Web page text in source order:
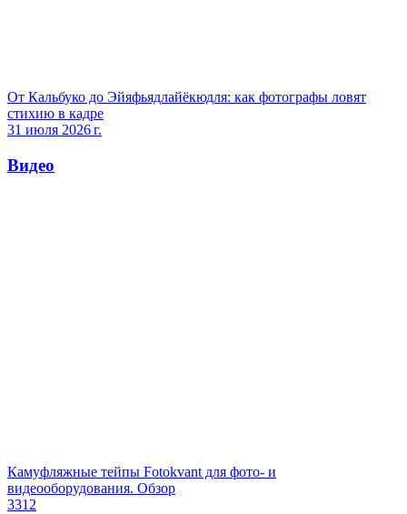
От Кальбуко до Эйяфьядлайёкюдля: как фотографы ловят
стихию в кадре
31 июля 2026 г.
Видео
Камуфляжные тейпы Fotokvant для фото- и
видеооборудования. Обзор
3312